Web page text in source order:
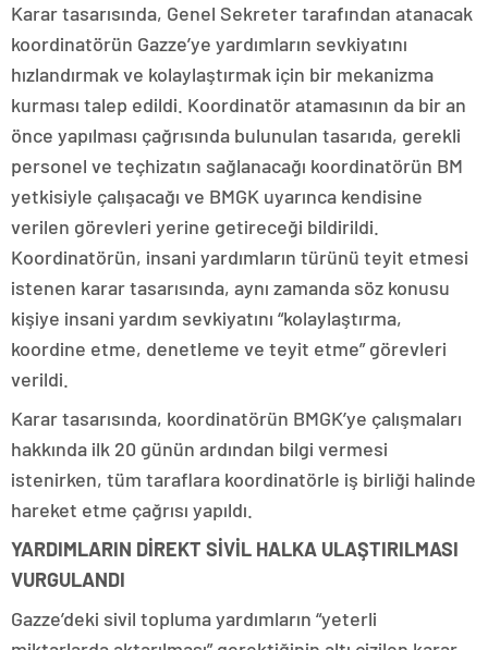
Karar tasarısında, Genel Sekreter tarafından atanacak
koordinatörün Gazze’ye yardımların sevkiyatını
hızlandırmak ve kolaylaştırmak için bir mekanizma
kurması talep edildi. Koordinatör atamasının da bir an
önce yapılması çağrısında bulunulan tasarıda, gerekli
personel ve teçhizatın sağlanacağı koordinatörün BM
yetkisiyle çalışacağı ve BMGK uyarınca kendisine
verilen görevleri yerine getireceği bildirildi.
Koordinatörün, insani yardımların türünü teyit etmesi
istenen karar tasarısında, aynı zamanda söz konusu
kişiye insani yardım sevkiyatını “kolaylaştırma,
koordine etme, denetleme ve teyit etme” görevleri
verildi.
Karar tasarısında, koordinatörün BMGK’ye çalışmaları
hakkında ilk 20 günün ardından bilgi vermesi
istenirken, tüm taraflara koordinatörle iş birliği halinde
hareket etme çağrısı yapıldı.
YARDIMLARIN DİREKT SİVİL HALKA ULAŞTIRILMASI
VURGULANDI
Gazze’deki sivil topluma yardımların “yeterli